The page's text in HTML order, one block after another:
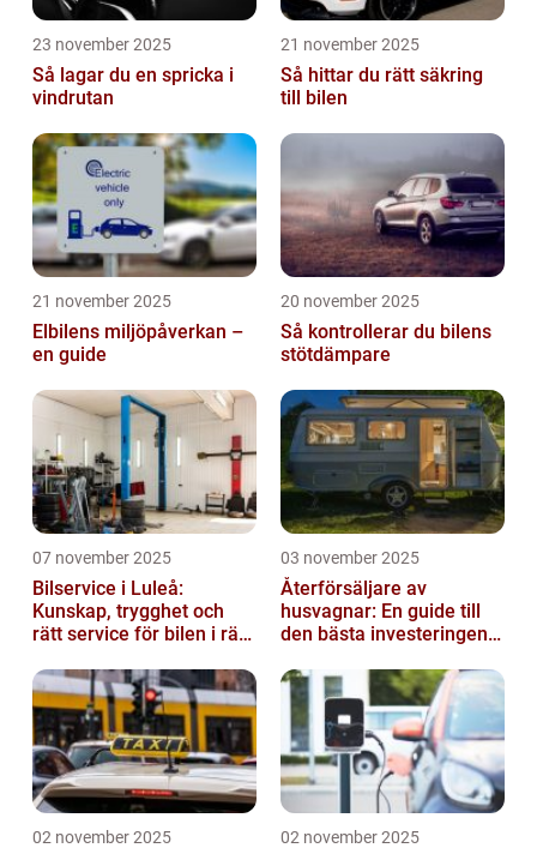
23 november 2025
Så lagar du en spricka i
vindrutan
21 november 2025
Så hittar du rätt säkring
till bilen
21 november 2025
Elbilens miljöpåverkan –
en guide
20 november 2025
Så kontrollerar du bilens
stötdämpare
07 november 2025
Bilservice i Luleå:
Kunskap, trygghet och
rätt service för bilen i rätt
03 november 2025
Återförsäljare av
husvagnar: En guide till
den bästa investeringen
02 november 2025 02 november 2025